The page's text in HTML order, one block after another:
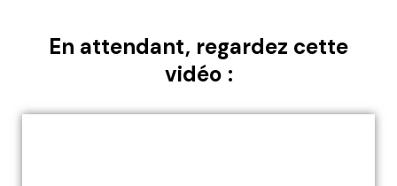
En attendant, regardez cette
vidéo :